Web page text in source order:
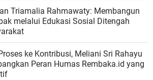
Triamalia Rahmawaty: Membangun
melalui Edukasi Sosial Ditengah
ke Kontribusi, Meliani Sri Rahayu
Peran Humas Rembaka.id yang